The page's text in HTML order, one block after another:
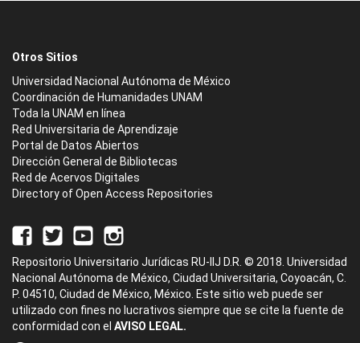
Otros Sitios
Universidad Nacional Autónoma de México
Coordinación de Humanidades UNAM
Toda la UNAM en línea
Red Universitaria de Aprendizaje
Portal de Datos Abiertos
Dirección General de Bibliotecas
Red de Acervos Digitales
Directory of Open Access Repositories
Repositorio Universitario Jurídicas RU-IIJ D.R. © 2018. Universidad
Nacional Autónoma de México, Ciudad Universitaria, Coyoacán, C.
P. 04510, Ciudad de México, México. Este sitio web puede ser
utilizado con fines no lucrativos siempre que se cite la fuente de
conformidad con el AVISO LEGAL.